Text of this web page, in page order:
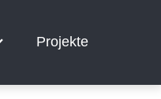
Projekte